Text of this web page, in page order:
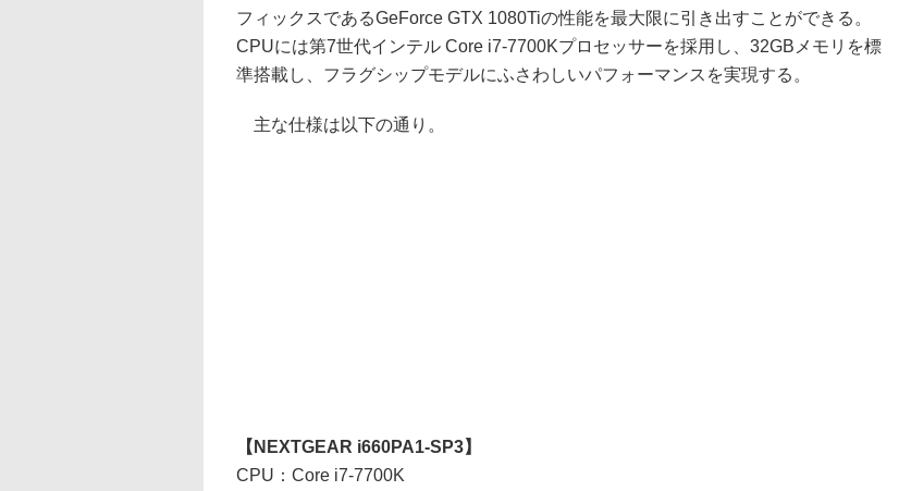
フィックスであるGeForce GTX 1080Tiの性能を最大限に引き出すことができる。
CPUには第7世代インテル Core i7-7700Kプロセッサーを採用し、32GBメモリを標
準搭載し、フラグシップモデルにふさわしいパフォーマンスを実現する。
主な仕様は以下の通り。
【NEXTGEAR i660PA1-SP3】
CPU：Core i7-7700K